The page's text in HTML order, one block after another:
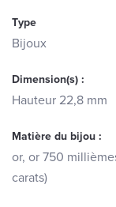
Type
Bijoux
Dimension(s) :
Hauteur 22,8 mm
Matière du bijou :
or, or 750
carats)